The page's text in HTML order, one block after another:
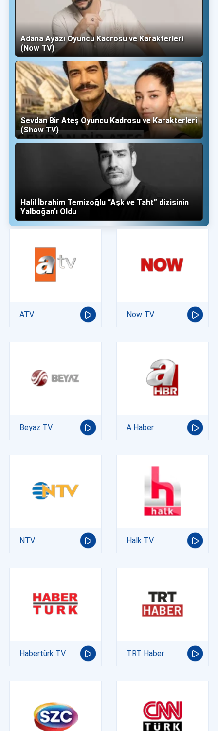
Adana Ayazı Oyuncu Kadrosu ve Karakterleri
(Now TV)
Sevdan Bir Ateş Oyuncu Kadrosu ve Karakterleri
(Show TV)
Halil İbrahim Temizoğlu “Aşk ve Taht” dizisinin
Yalboğan'ı Oldu
ATV Now TV
Beyaz TV A Haber
NTV Halk TV
Habertürk TV TRT Haber